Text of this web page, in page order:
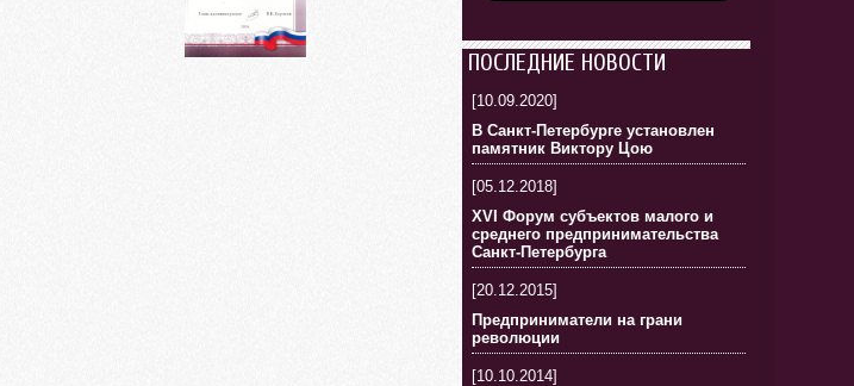
ПОСЛЕДНИЕ НОВОСТИ
[10.09.2020]
В Санкт-Петербурге установлен
памятник Виктору Цою
[05.12.2018]
XVI Форум субъектов малого и
среднего предпринимательства
Санкт-Петербурга
[20.12.2015]
Предприниматели на грани
революции
[10.10.2014]